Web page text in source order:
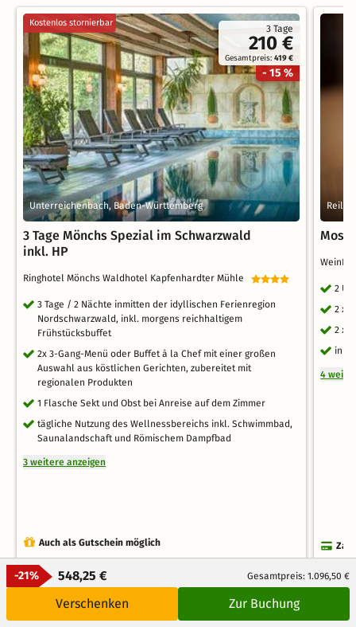
-21% 548,25 € Gesamtpreis: 1.096,50 €
Verschenken Zur Buchung
3 Tage
210 €
Gesamtpreis:419 €
- 15 %
Kostenlos stornierbar
Unterreichenbach, Baden-Württemberg
3 Tage Mönchs Spezial im Schwarzwald
inkl. HP
Ringhotel Mönchs Waldhotel Kapfenhardter Mühle
3 Tage / 2 Nächte inmitten der idyllischen Ferienregion
Nordschwarzwald, inkl. morgens reichhaltigem
Frühstücksbuffet
2x 3-Gang-Menü oder Buffet à la Chef mit einer großen
Auswahl aus köstlichen Gerichten, zubereitet mit
regionalen Produkten
1 Flasche Sekt und Obst bei Anreise auf dem Zimmer
tägliche Nutzung des Wellnessbereichs inkl. Schwimmbad,
Saunalandschaft und Römischem Dampfbad
3 weitere anzeigen
Auch als Gutschein möglich
4.2 /5.0 Zum Angebot
Reil,
2
2 x
2 x
inkl.
4
4.4